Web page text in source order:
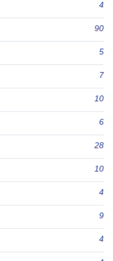
4
90
5
7
10
6
28
10
4
9
4